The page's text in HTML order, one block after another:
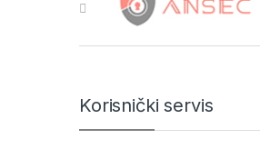
Korisnički servis